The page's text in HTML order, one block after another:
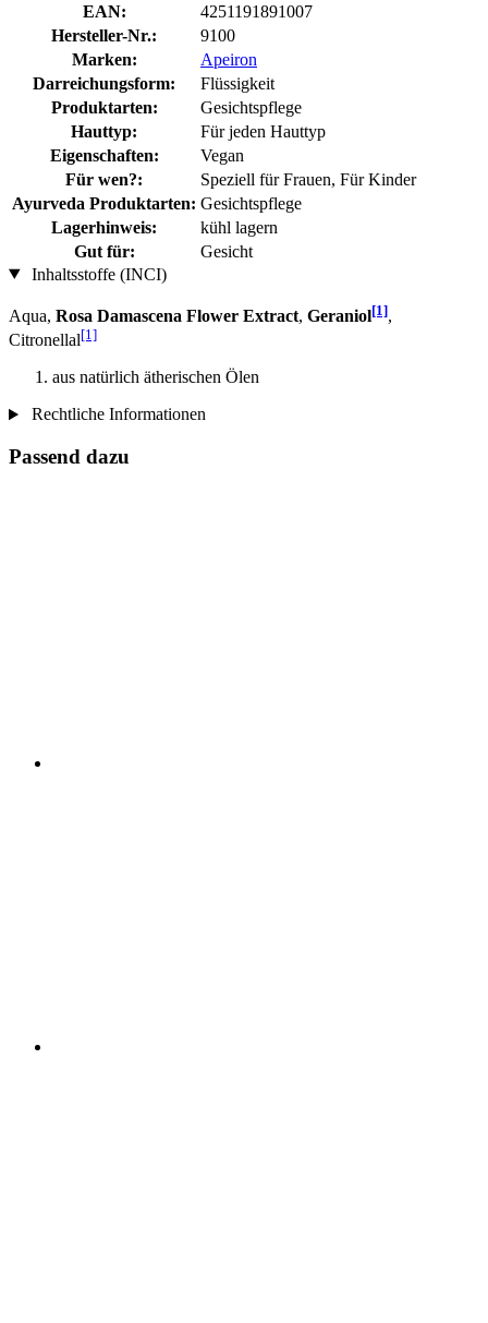
EAN:
4251191891007
Hersteller-Nr.:
9100
Marken:
Apeiron
Darreichungsform:
Flüssigkeit
Produktarten:
Gesichtspflege
Hauttyp:
Für jeden Hauttyp
Eigenschaften:
Vegan
Für wen?:
Speziell für Frauen, Für Kinder
Ayurveda Produktarten: Gesichtspflege
Lagerhinweis:
kühl lagern
Gut für:
Gesicht
Inhaltsstoffe (INCI)
Aqua, Rosa Damascena Flower Extract, Geraniol[1],
Citronellal[1]
aus natürlich ätherischen Ölen
Rechtliche Informationen
Passend dazu